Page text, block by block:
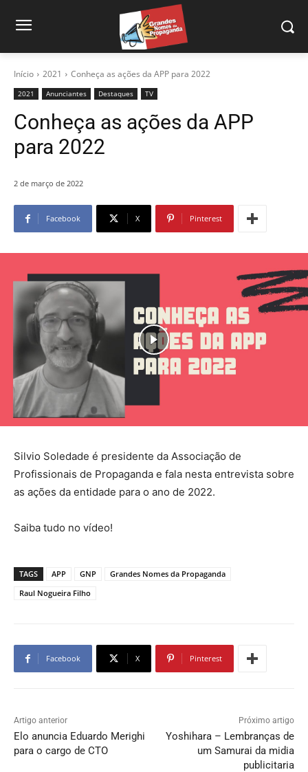
Início 2021 Conheça as ações da APP para 2022
2021 Anunciantes Destaques TV
Conheça as ações da APP
para 2022
2 de março de 2022
Facebook X Pinterest
Silvio Soledade é presidente da Associação de
Profissionais de Propaganda e fala nesta entrevista sobre
as ações da entidade para o ano de 2022.
Saiba tudo no vídeo!
TAGS APP GNP
Grandes Nomes da Propaganda
Raul Nogueira Filho
Facebook X Pinterest
Artigo anterior
Elo anuncia Eduardo Merighi
para o cargo de CTO
Próximo artigo
Yoshihara – Lembranças de
um Samurai da midia
publicitaria